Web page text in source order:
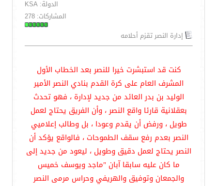
الدولة: KSA
المشاركات: 278
إدارة النصر تقزم أحلامه
كنت قد استبشرت خيرا للنصر بعد الخطاب الأول
المشرف العام على كرة القدم بنادي النصر الأمير
الوليد بن بدر العائد من جديد لإدارة ، فهو تحدث
بعقلانية قارئا واقع النصر ، وأن الفريق يحتاج لعمل
طويل ، ورفض أن يقدم وعودا ، بل وطالب إعلاميي
النصر بعدم رفع سقف الطموحات ، فالواقع يؤكد أن
النصر يحتاج لعمل دقيق وطويل ، ليعود من جديد إلى
ما كان عليه سابقا آبان "ماجد ويوسف خميس
والجمعان وتوفيق والهريفي وحراس مرمى النصر